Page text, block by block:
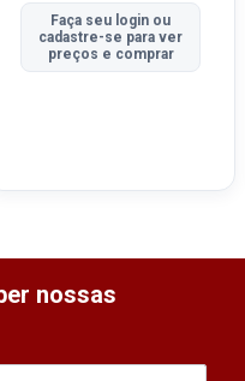
Faça seu login ou
cadastre-se para ver
preços e comprar
nossas